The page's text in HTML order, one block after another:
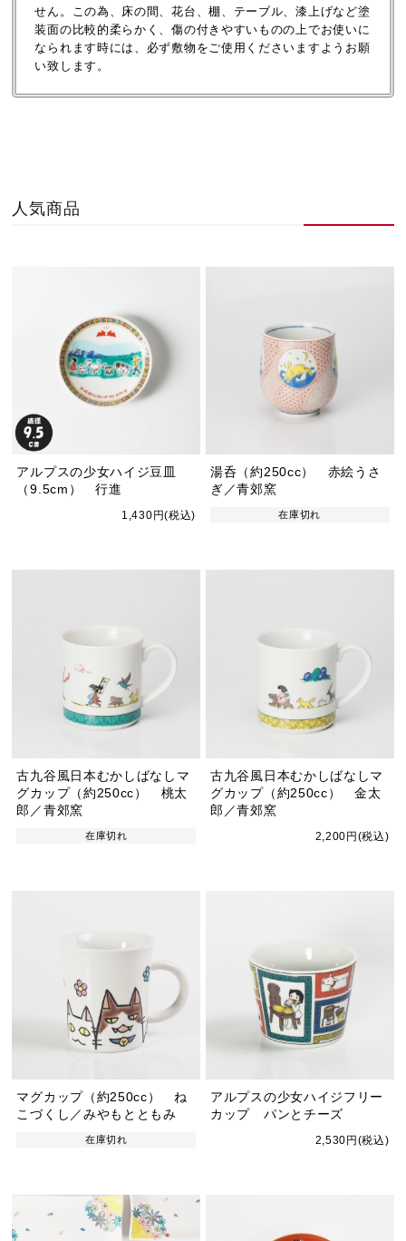
せん。この為、床の間、花台、棚、テーブル、漆上げなど塗
装面の比較的柔らかく、傷の付きやすいものの上でお使いに
なられます時には、必ず敷物をご使用くださいますようお願
い致します。
人気商品
アルプスの少女ハイジ豆皿
（9.5cm） 行進
1,430円(税込)
湯呑（約250cc） 赤絵うさ
ぎ／青郊窯
在庫切れ
古九谷風日本むかしばなしマ
グカップ（約250cc） 桃太
郎／青郊窯
在庫切れ
古九谷風日本むかしばなしマ
グカップ（約250cc） 金太
郎／青郊窯
2,200円(税込)
マグカップ（約250cc） ね
こづくし／みやもとともみ
在庫切れ
アルプスの少女ハイジフリー
カップ パンとチーズ
2,530円(税込)